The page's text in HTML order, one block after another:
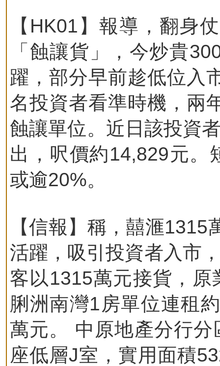
【HK01】報導，翻身
「蝕讓貨」，今炒貴
躍，部分早前趁低位入
名投資者看準時機，兩
蝕讓單位。近日該投資
出，呎價約14,829元。
或逾20%。
【信報】稱，囍滙
活躍，吸引投資者入市
客以1315萬元接貨，
脷洲南灣1房單位連租
萬元。 中原地產分行
座低層J室，實用面積